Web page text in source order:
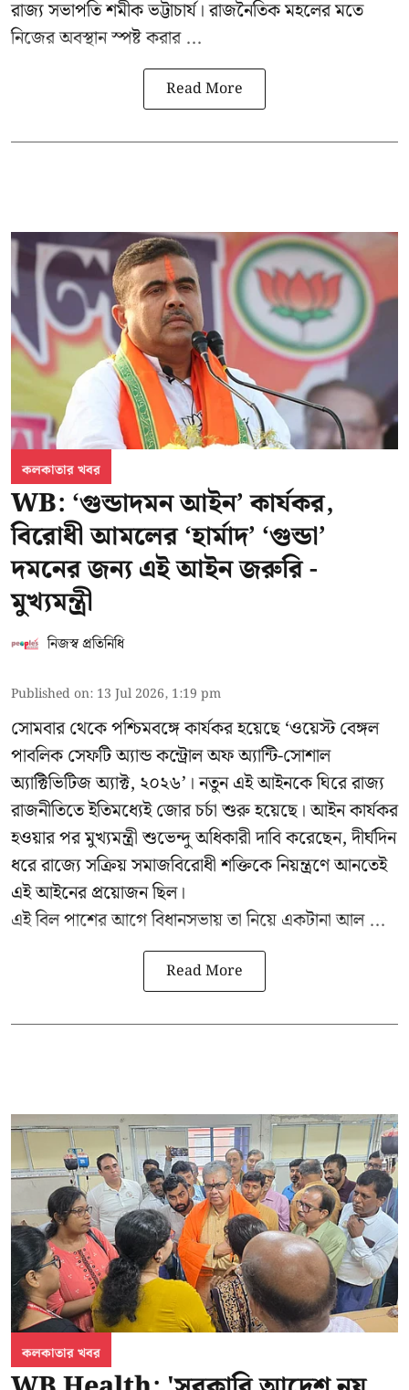
রাজ্য সভাপতি শমীক ভট্টাচার্য। রাজনৈতিক মহলের মতে
নিজের অবস্থান স্পষ্ট করার ...
Read More
কলকাতার খবর
WB: ‘গুন্ডাদমন আইন’ কার্যকর,
বিরোধী আমলের ‘হার্মাদ’ ‘গুন্ডা’
দমনের জন্য এই আইন জরুরি -
মুখ্যমন্ত্রী
নিজস্ব প্রতিনিধি
Published on: 13 Jul 2026, 1:19 pm
সোমবার থেকে পশ্চিমবঙ্গে কার্যকর হয়েছে ‘ওয়েস্ট বেঙ্গল
পাবলিক সেফটি অ্যান্ড কন্ট্রোল অফ অ্যান্টি-সোশাল
অ্যাক্টিভিটিজ অ্যাক্ট, ২০২৬’। নতুন এই আইনকে ঘিরে রাজ্য
রাজনীতিতে ইতিমধ্যেই জোর চর্চা শুরু হয়েছে। আইন কার্যকর
হওয়ার পর মুখ্যমন্ত্রী শুভেন্দু অধিকারী দাবি করেছেন, দীর্ঘদিন
ধরে রাজ্যে সক্রিয় সমাজবিরোধী শক্তিকে নিয়ন্ত্রণে আনতেই
এই আইনের প্রয়োজন ছিল।
এই বিল পাশের আগে বিধানসভায় তা নিয়ে একটানা আল ...
Read More
কলকাতার খবর